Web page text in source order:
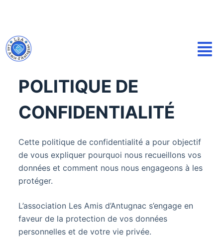
s
s
e
POLITIQUE DE
CONFIDENTIALITÉ
Cette politique de confidentialité a pour objectif
de vous expliquer pourquoi nous recueillons vos
données et comment nous nous engageons à les
protéger.
L’association Les Amis d’Antugnac s’engage en
faveur de la protection de vos données
personnelles et de votre vie privée.